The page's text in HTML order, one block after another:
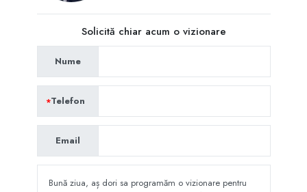
Solicită chiar acum o vizionare
Nume
Telefon
Email